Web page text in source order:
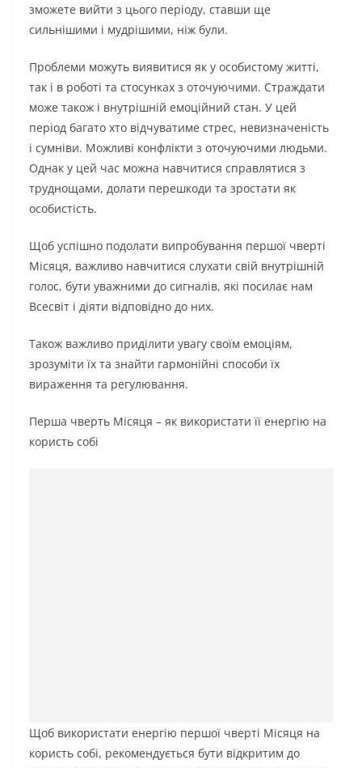
зможете вийти з цього періоду, ставши ще
сильнішими і мудрішими, ніж були.
Проблеми можуть виявитися як у особистому житті,
так і в роботі та стосунках з оточуючими. Страждати
може також і внутрішній емоційний стан. У цей
період багато хто відчуватиме стрес, невизначеність
і сумніви. Можливі конфлікти з оточуючими людьми.
Однак у цей час можна навчитися справлятися з
труднощами, долати перешкоди та зростати як
особистість.
Щоб успішно подолати випробування першої чверті
Місяця, важливо навчитися слухати свій внутрішній
голос, бути уважними до сигналів, які посилає нам
Всесвіт і діяти відповідно до них.
Також важливо приділити увагу своїм емоціям,
зрозуміти їх та знайти гармонійні способи їх
вираження та регулювання.
Перша чверть Місяця – як використати її енергію на
користь собі
Щоб використати енергію першої чверті Місяця на
користь собі, рекомендується бути відкритим до